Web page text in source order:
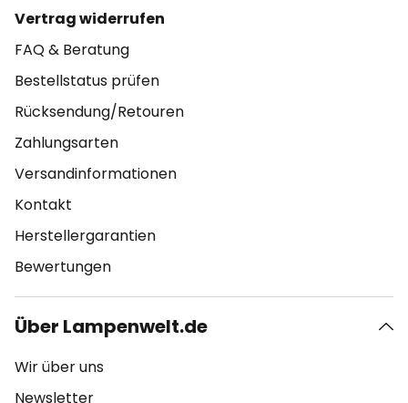
Vertrag widerrufen
FAQ & Beratung
Bestellstatus prüfen
Rücksendung/Retouren
Zahlungsarten
Versandinformationen
Kontakt
Herstellergarantien
Bewertungen
Über Lampenwelt.de
Wir über uns
Newsletter